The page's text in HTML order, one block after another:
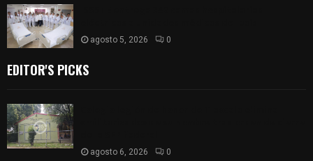
agosto 5, 2026 0
EDITOR'S PICKS
agosto 6, 2026 0